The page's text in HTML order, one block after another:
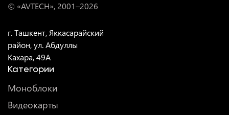
© «AVTECH», 2001–2026
г. Ташкент, Яккасарайский
район, ул. Абдуллы
Кахара, 49A
Категории
Моноблоки
Видеокарты